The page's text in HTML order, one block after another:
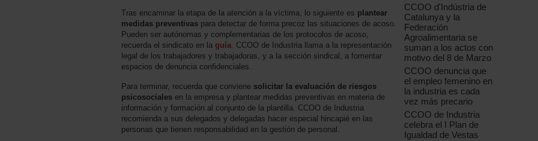
Tras encaminar la etapa de la atención a la víctima, lo siguiente es plantear
medidas preventivas para detectar de forma precoz las situaciones de acoso.
Pueden ser autónomas y complementarias de los protocolos de acoso,
recuerda el sindicato en la guía. CCOO de Industria llama a la representación
legal de los trabajadores y trabajadoras, y a la sección sindical, a fomentar
espacios de denuncia confidenciales.
Para terminar, recuerda que conviene solicitar la evaluación de riesgos
psicosociales en la empresa y plantear medidas preventivas en materia de
información y formación al conjunto de la plantilla. CCOO de Industria
recomienda a sus delegados y delegadas hacer especial hincapié en las
personas que tienen responsabilidad en la gestión de personal.
CCOO d'Indústria de
Catalunya y la
Federación
Agroalimentaria se
suman a los actos con
motivo del 8 de Marzo
CCOO denuncia que
el empleo femenino en
la industria es cada
vez más precario
CCOO de Industria
celebra el I Plan de
Igualdad de Vestas